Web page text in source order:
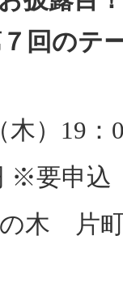
回のテ
木）19：
※要申込
木 片